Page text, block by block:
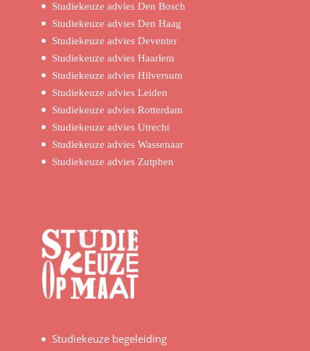
Studiekeuze advies Den Bosch
Studiekeuze advies Den Haag
Studiekeuze advies Deventer
Studiekeuze advies Haarlem
Studiekeuze advies Hilversum
Studiekeuze advies Leiden
Studiekeuze advies Rotterdam
Studiekeuze advies Utrecht
Studiekeuze advies Wassenaar
Studiekeuze advies Zutphen
Studiekeuze begeleiding